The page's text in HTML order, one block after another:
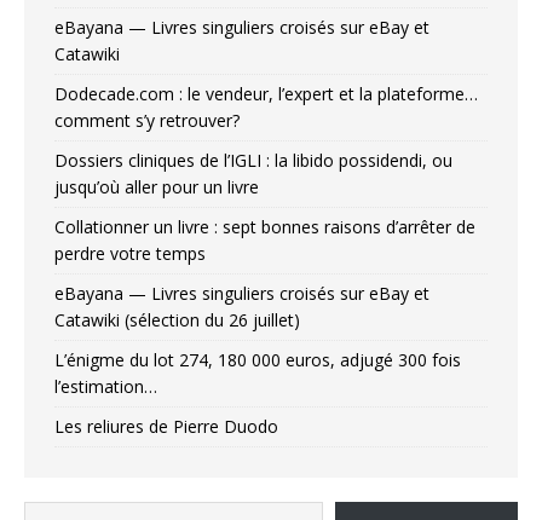
eBayana — Livres singuliers croisés sur eBay et
Catawiki
Dodecade.com : le vendeur, l’expert et la plateforme…
comment s’y retrouver?
Dossiers cliniques de l’IGLI : la libido possidendi, ou
jusqu’où aller pour un livre
Collationner un livre : sept bonnes raisons d’arrêter de
perdre votre temps
eBayana — Livres singuliers croisés sur eBay et
Catawiki (sélection du 26 juillet)
L’énigme du lot 274, 180 000 euros, adjugé 300 fois
l’estimation…
Les reliures de Pierre Duodo